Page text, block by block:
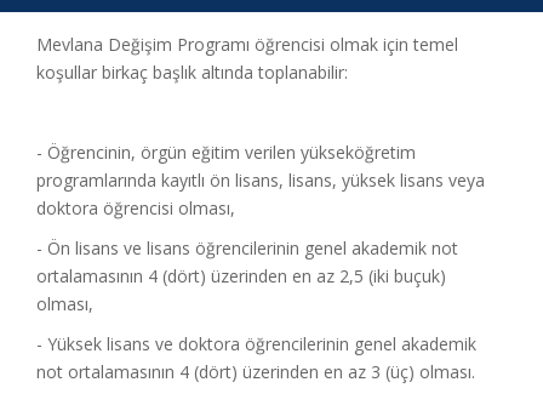
Mevlana Değişim Programı öğrencisi olmak için temel
koşullar birkaç başlık altında toplanabilir:
- Öğrencinin, örgün eğitim verilen yükseköğretim
programlarında kayıtlı ön lisans, lisans, yüksek lisans veya
doktora öğrencisi olması,
- Ön lisans ve lisans öğrencilerinin genel akademik not
ortalamasının 4 (dört) üzerinden en az 2,5 (iki buçuk)
olması,
- Yüksek lisans ve doktora öğrencilerinin genel akademik
not ortalamasının 4 (dört) üzerinden en az 3 (üç) olması.